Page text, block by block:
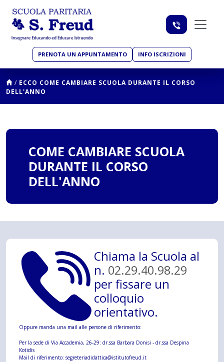
PRENOTA UN APPUNTAMENTO INFO ISCRIZIONI
/ ECCO COME CAMBIARE SCUOLA DURANTE IL CORSO
DELL'ANNO
COME CAMBIARE SCUOLA
DURANTE IL CORSO
DELL'ANNO
Chiama la Scuola al
n. 02.29.40.98.29
per fissare un
colloquio
orientativo.
Oppure manda una mail alle persone di riferimento:
Per la sede di Via Accademia, 26-29: dr.ssa Barbara Donisi - dr.ssa Despina
Kotidis
Mail di riferimento: segreteriadidattica@istitutofreud.it